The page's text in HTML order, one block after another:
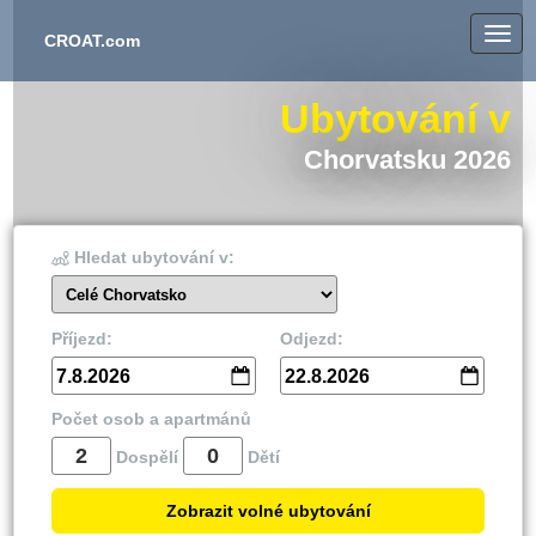
CROAT.com
Ubytování v
Chorvatsku 2026
Hledat ubytování v:
Celé Chorvatsko
Příjezd:
7.8.2026
Odjezd:
22.8.2026
Počet osob a apartmánů
Zobrazit volné ubytování